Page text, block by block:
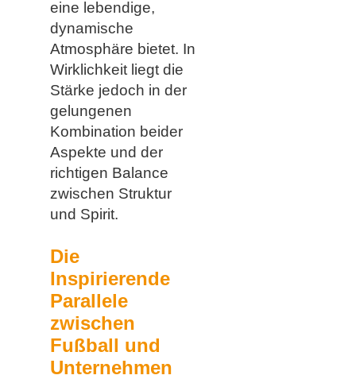
eine lebendige,
dynamische
Atmosphäre bietet. In
Wirklichkeit liegt die
Stärke jedoch in der
gelungenen
Kombination beider
Aspekte und der
richtigen Balance
zwischen Struktur
und Spirit.
Die
Inspirierende
Parallele
zwischen
Fußball und
Unternehmen